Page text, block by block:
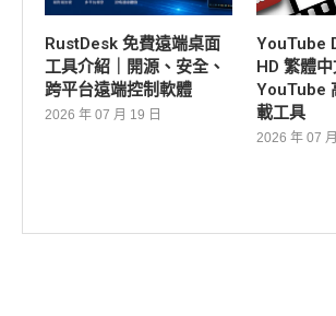
RustDesk 免費遠端桌面
工具介紹｜開源、安全、
跨平台遠端控制軟體
2026 年 07 月 19 日
YouTube
HD 繁體
YouTube
載工具
2026 年 07